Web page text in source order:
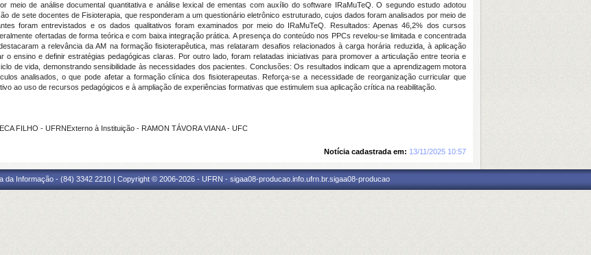
meio de análise documental quantitativa e análise lexical de ementas com auxílio do software IRaMuTeQ. O segundo estudo adotou
de sete docentes de Fisioterapia, que responderam a um questionário eletrônico estruturado, cujos dados foram analisados por meio de
foram entrevistados e os dados qualitativos foram examinados por meio do IRaMuTeQ. Resultados: Apenas 46,2% dos cursos
ofertadas de forma teórica e com baixa integração prática. A presença do conteúdo nos PPCs revelou-se limitada e concentrada
a relevância da AM na formação fisioterapêutica, mas relataram desafios relacionados à carga horária reduzida, à aplicação
o ensino e definir estratégias pedagógicas claras. Por outro lado, foram relatadas iniciativas para promover a articulação entre teoria e
de vida, demonstrando sensibilidade às necessidades dos pacientes. Conclusões: Os resultados indicam que a aprendizagem motora
analisados, o que pode afetar a formação clínica dos fisioterapeutas. Reforça-se a necessidade de reorganização curricular que
ao uso de recursos pedagógicos e à ampliação de experiências formativas que estimulem sua aplicação crítica na reabilitação.
FILHO - UFRNExterno à Instituição - RAMON TÁVORA VIANA - UFC
Notícia cadastrada em: 13/11/2025 10:57
da Informação - (84) 3342 2210 | Copyright © 2006-2026 - UFRN - sigaa08-producao.info.ufrn.br.sigaa08-producao